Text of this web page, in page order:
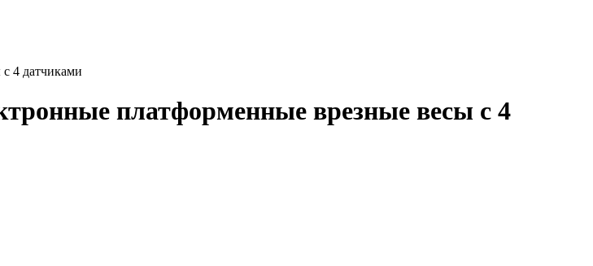
4 датчиками
платформенные врезные весы с 4